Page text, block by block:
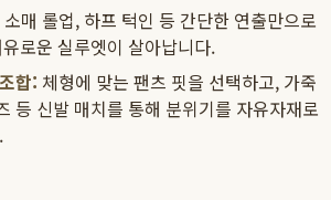
소매 롤업, 하프 턱인 등 간단한 연출만으로
로운 실루엣이 살아납니다.
합: 체형에 맞는 팬츠 핏을 선택하고, 가죽
등 신발 매치를 통해 분위기를 자유자재로